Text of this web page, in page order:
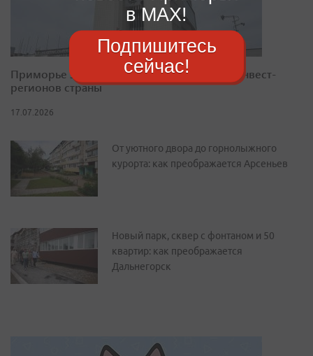
Приморье закрепилось в десятке лучших инвест-
регионов страны
17.07.2026
От уютного двора до горнолыжного
курорта: как преображается Арсеньев
Новый парк, сквер с фонтаном и 50
квартир: как преображается
Дальнегорск
в MAX!
Подпишитесь
сейчас!